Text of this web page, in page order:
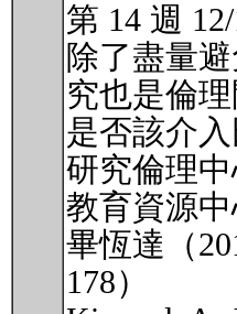
第 14 週
除了盡量
究也是倫
是否該介
研究倫理中
教育資源中
畢恆達（
178）